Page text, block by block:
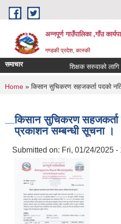
Skip to main content
अन्नपूर्ण गाउँपालिका ,गाँउ
गण्डकी प्रदेश, कास्की
समाचार शिक्षक सरुवाको लागि
You are here
Home » किसान सुचिकरण सहजकर्ता पदको
किसान सुचिकरण सहजकर्ता
प्रकाशन सम्बन्धी सूचना ।
Submitted on: Fri, 01/24/2025 -